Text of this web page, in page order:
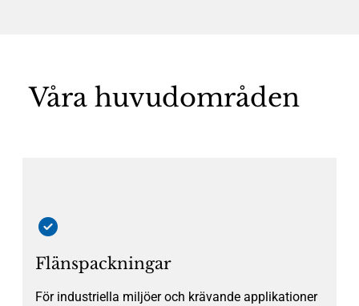
Våra huvudområden
Flänspackningar
För industriella miljöer och krävande applikationer